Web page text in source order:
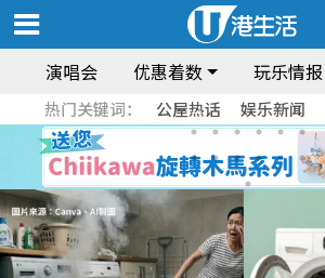
演唱会 优惠着数 玩乐情报
热门关键词： 公屋热话 娱乐新闻